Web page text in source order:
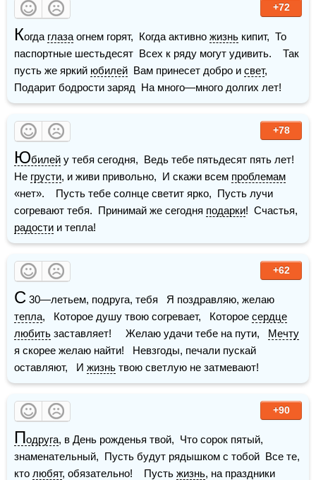
+72
Когда глаза огнем горят,  Когда активно жизнь кипит,  То
паспортные шестьдесят  Всех к ряду могут удивить.    Так
пусть же яркий юбилей
  Вам принесет добро и
свет,
Подарит бодрости заряд  На много—много долгих лет!
+78
Юбилей у тебя сегодня,  Ведь тебе пятьдесят пять лет!
Не грусти, и живи привольно,  И скажи всем проблемам
«нет».    Пусть тебе солнце светит ярко,  Пусть лучи
согревают тебя.  Принимай же сегодня подарки
радости и тепла!
+62
С
тепла,   Которое душу твою согревает,   Которое сердце
любить заставляет!     Желаю удачи тебе на пути, Мечту
я скорее желаю найти!   Невзгоды, печали пускай
оставляют,   И жизнь твою светлую не затмевают!
+90
Подруга, в День рожденья твой,  Что сорок пятый,
знаменательный,  Пусть будут рядышком с тобой  Все те,
кто любят, обязательно!    Пусть жизнь, на праздники